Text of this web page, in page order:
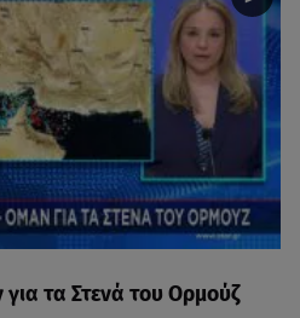
τα Στενά του Ορμούζ